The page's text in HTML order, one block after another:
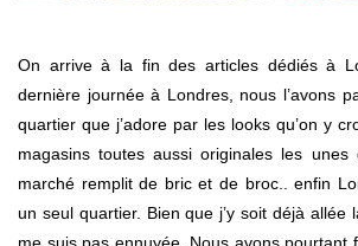
On arrive à la fin des articles dédiés à
dernière journée à Londres, nous l’avons
quartier que j’adore par les looks qu’on y
magasins toutes aussi originales les
marché remplit de bric et de broc.. enfin
un seul quartier. Bien que j’y soit déjà allée